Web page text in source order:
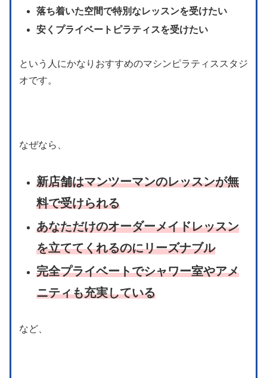
落ち着いた空間で特別なレッスンを受けたい
安くプライベートピラティスを受けたい
という人にかなりおすすめのマシンピラティススタジ
オです。
なぜなら、
新店舗はマンツーマンのレッスンが無
料で受けられる
あなただけのオーダーメイドレッスン
を立ててくれるのにリーズナブル
完全プライベートでシャワー室やアメ
ニティも充実している
など、